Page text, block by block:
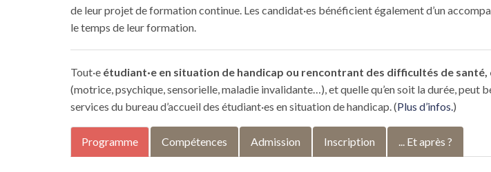
de leur projet de formation continue. Les candidat·es bénéficient également d’un
le temps de leur formation.
Tout·e étudiant·e en situation de handicap ou rencontrant des difficultés de santé,
(motrice, psychique, sensorielle, maladie invalidante…), et quelle qu’en soit la durée, peut
services du bureau d’accueil des étudiant·es en situation de handicap. (Plus d’infos. )
Programme Compétences Admission Inscription ... Et après ?